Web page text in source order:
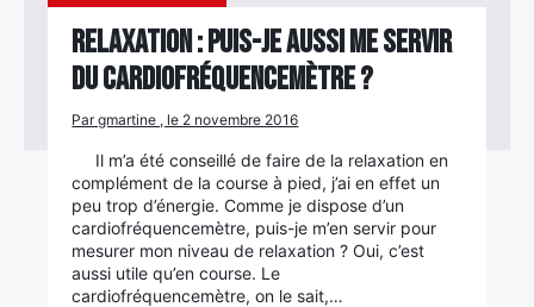
Relaxation : Puis-je aussi me servir
du cardiofréquencemètre ?
Par gmartine , le 2 novembre 2016
Il m’a été conseillé de faire de la relaxation en
complément de la course à pied, j’ai en effet un
peu trop d’énergie. Comme je dispose d’un
cardiofréquencemètre, puis-je m’en servir pour
mesurer mon niveau de relaxation ? Oui, c’est
aussi utile qu’en course. Le
cardiofréquencemètre, on le sait,…